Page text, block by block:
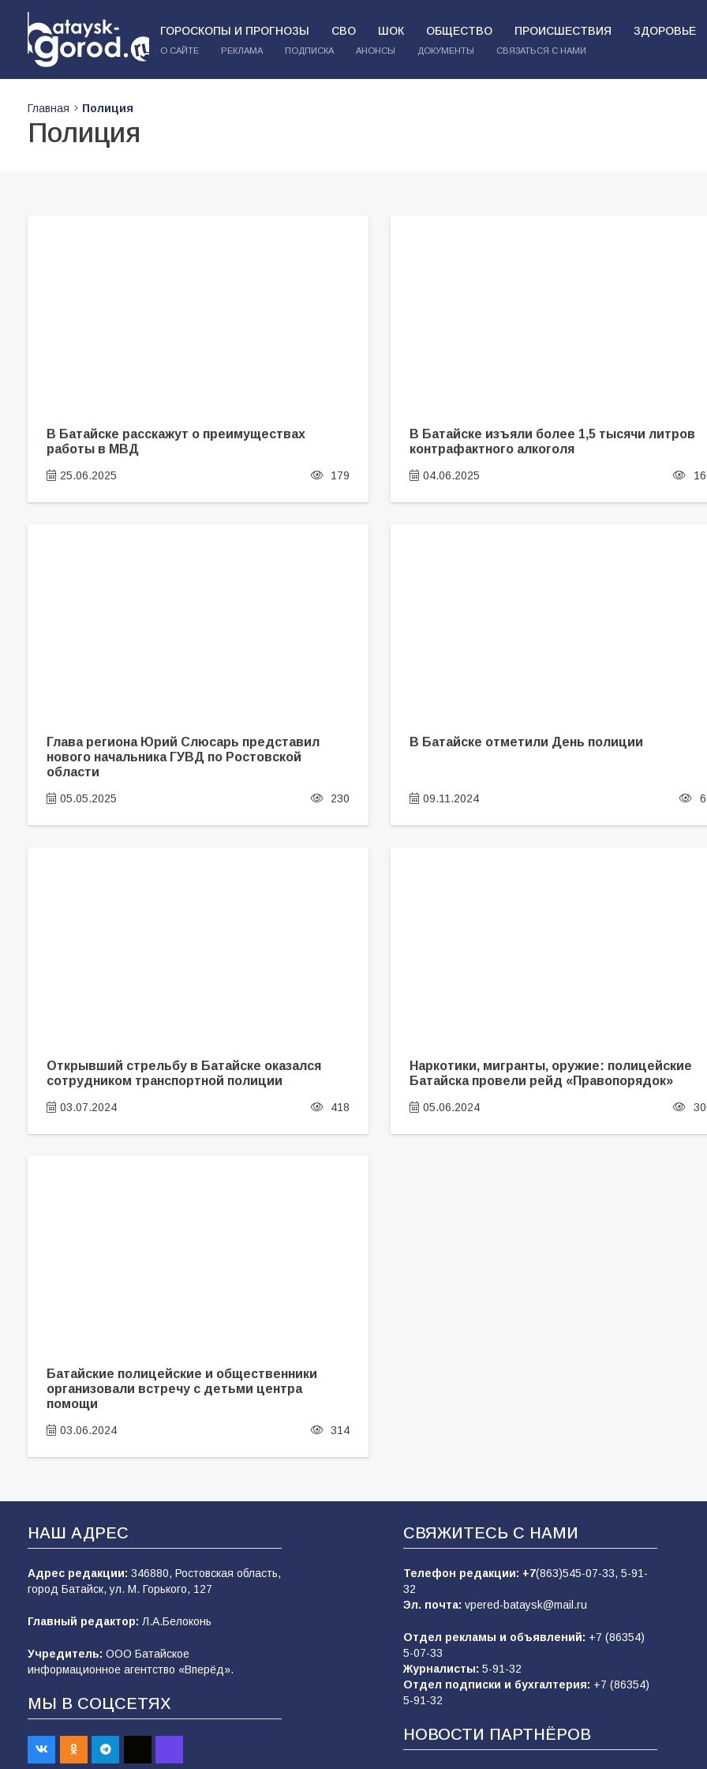
ГОРОСКОПЫ И ПРОГНОЗЫ СВО ШОК ОБЩЕСТВО ПРОИСШЕСТВИЯ ЗДОРОВЬЕ
О САЙТЕ РЕКЛАМА ПОДПИСКА АНОНСЫ ДОКУМЕНТЫ СВЯЗАТЬСЯ С НАМИ
Главная Полиция
Полиция
В Батайске расскажут о преимуществах
работы в МВД
25.06.2025 179
В Батайске изъяли более 1,5 тысячи литров
контрафактного алкоголя
04.06.2025
Глава региона Юрий Слюсарь представил
нового начальника ГУВД по Ростовской
области
05.05.2025 230
В Батайске отметили День полиции
09.11.2024
Открывший стрельбу в Батайске оказался
сотрудником транспортной полиции
03.07.2024 418
Наркотики, мигранты, оружие: полицейские
Батайска провели рейд «Правопорядок»
05.06.2024
Батайские полицейские и общественники
организовали встречу с детьми центра
помощи
03.06.2024 314
НАШ АДРЕС
Адрес редакции: 346880, Ростовская область,
город Батайск, ул. М. Горького, 127
Главный редактор: Л.А.Белоконь
Учредитель: ООО Батайское
информационное агентство «Вперёд».
МЫ В СОЦСЕТЯХ
СВЯЖИТЕСЬ С НАМИ
Телефон редакции: +7(863)545-07-33, 5-91-
32
Эл. почта: vpered-bataysk@mail.ru
Отдел рекламы и объявлений: +7 (86354)
5-07-33
Журналисты: 5-91-32
Отдел подписки и бухгалтерия: +7 (86354)
5-91-32
НОВОСТИ ПАРТНЁРОВ